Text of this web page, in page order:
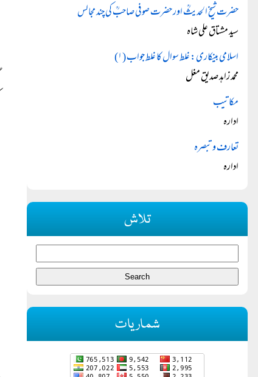
حضرت شیخ الحدیثؒ اور حضرت صوفی صاحبؒ کی چند مجالس
سید مشتاق علی شاہ
اسلامی بینکاری: غلط سوال کا غلط جواب (۱)
محمد زاہد صدیق مغل
مکاتیب
ادارہ
تعارف و تبصرہ
ادارہ
تلاش
شماریات